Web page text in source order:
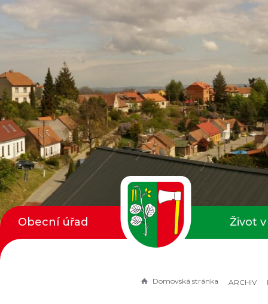
Domovská stránka ARCHIV
Obecní úřad Život